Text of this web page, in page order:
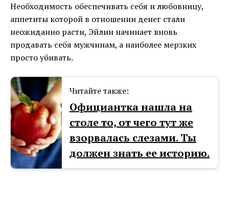
Необходимость обеспечивать себя и любовницу,
аппетиты которой в отношении денег стали
неожиданно расти, Эйлин начинает вновь
продавать себя мужчинам, а наиболее мерзких
просто убивать.
Читайте также:
Официантка нашла на
столе то, от чего тут же
взорвалась слезами. Ты
должен знать ее историю.